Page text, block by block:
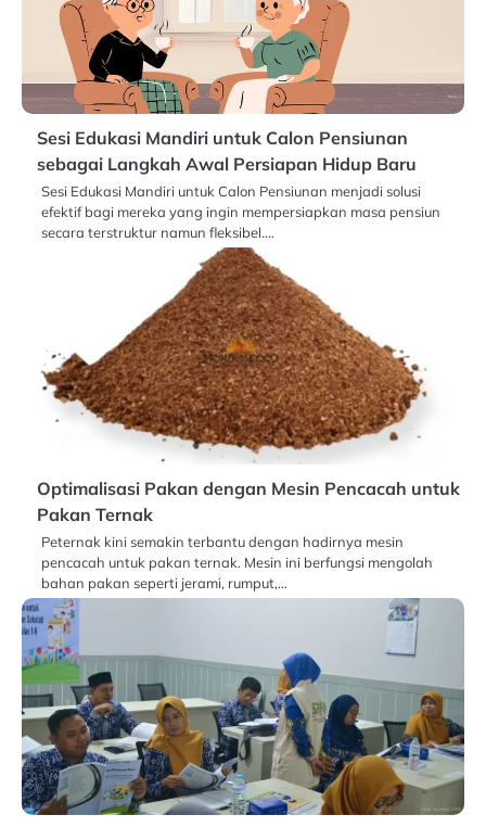
Sesi Edukasi Mandiri untuk Calon Pensiunan
sebagai Langkah Awal Persiapan Hidup Baru
Sesi Edukasi Mandiri untuk Calon Pensiunan menjadi solusi
efektif bagi mereka yang ingin mempersiapkan masa pensiun
secara terstruktur namun fleksibel.…
Optimalisasi Pakan dengan Mesin Pencacah untuk
Pakan Ternak
Peternak kini semakin terbantu dengan hadirnya mesin
pencacah untuk pakan ternak. Mesin ini berfungsi mengolah
bahan pakan seperti jerami, rumput,…